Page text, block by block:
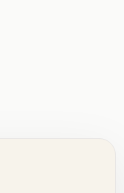
.   .   +   .   .